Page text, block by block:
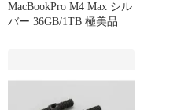
MacBookPro M4 Max シル
バー 36GB/1TB 極美品